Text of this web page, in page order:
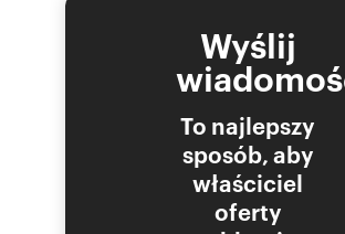
Wyślij
To najlepszy
sposób, aby
właściciel
oferty